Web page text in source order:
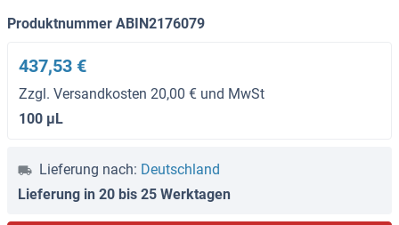
Produktnummer ABIN2176079
437,53 €
Zzgl. Versandkosten 20,00 € und MwSt
100 μL
Lieferung nach: Deutschland
Lieferung in 20 bis 25 Werktagen